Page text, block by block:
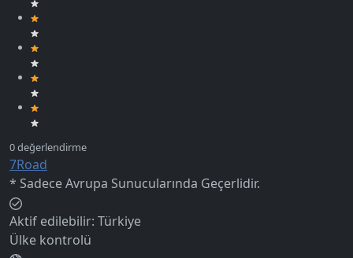
7Road
* Sadece Avrupa Sunucularında Geçerlidir.
Aktif edilebilir: Türkiye
Ülke kontrolü